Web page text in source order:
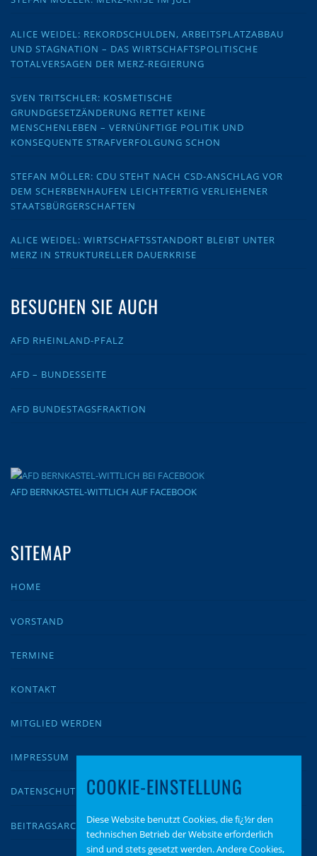
ALICE WEIDEL: REKORDSCHULDEN, ARBEITSPLATZABBAU
UND STAGNATION – DAS WIRTSCHAFTSPOLITISCHE
TOTALVERSAGEN DER MERZ-REGIERUNG
SVEN TRITSCHLER: KOSMETISCHE
GRUNDGESETZÄNDERUNG RETTET KEINE
MENSCHENLEBEN – VERNÜNFTIGE POLITIK UND
KONSEQUENTE STRAFVERFOLGUNG SCHON
STEFAN MÖLLER: CDU STEHT NACH CSD-ANSCHLAG VOR
DEM SCHERBENHAUFEN LEICHTFERTIG VERLIEHENER
STAATSBÜRGERSCHAFTEN
ALICE WEIDEL: WIRTSCHAFTSSTANDORT BLEIBT UNTER
MERZ IN STRUKTURELLER DAUERKRISE
BESUCHEN SIE AUCH
AFD RHEINLAND-PFALZ
AFD – BUNDESSEITE
AFD BUNDESTAGSFRAKTION
AFD BERNKASTEL-WITTLICH AUF FACEBOOK
SITEMAP
HOME
VORSTAND
TERMINE
KONTAKT
MITGLIED WERDEN
IMPRESSUM
DATENSCHUTZ
BEITRAGSARCHIV
COOKIE-EINSTELLUNG
Diese Website benutzt Cookies, die fï¿½r den
technischen Betrieb der Website erforderlich
sind und stets gesetzt werden. Andere Cookies,